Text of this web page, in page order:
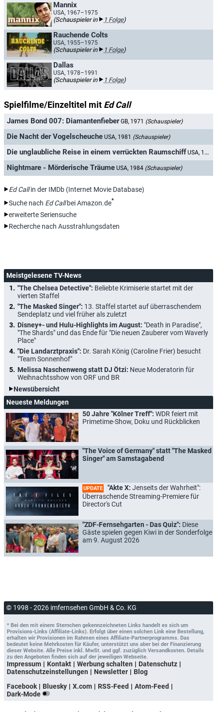
Mannix
USA, 1967–1975
(Schauspieler in 1 Folge)
Rauchende Colts
USA, 1955–1975
(Schauspieler in 1 Folge)
Dallas
USA, 1978–1991
(Schauspieler in 1 Folge)
Spielfilme/Einzeltitel mit Ed Call
James Bond 007: Diamantenfieber GB, 1971 (Schauspieler)
Die Nacht der Vogelscheuche USA, 1981 (Schauspieler)
Die unglaubliche Reise in einem verrückten Raumschiff USA, 1982
Nightmare - Mörderische Träume USA, 1984 (Schauspieler)
Ed Callin der IMDb (Internet Movie Database)
Suche nach Ed Callbei Amazon.de*
erweiterte Seriensuche
Recherche nach Ausstrahlungsdaten
Meistgelesene TV-News
"The Chelsea Detective": Beliebte Krimiserie startet mit der
vierten Staffel
"The Masked Singer": 13. Staffel startet auf überraschendem
Sendeplatz und viel früher als zuletzt
Disney+- und Hulu-Highlights im August: "Death in Paradise",
"The Shards" und das Ende für "Die neuen Zauberer vom Waverly
Place"
"Die Landarztpraxis": Dr. Sarah König (Caroline Frier) besucht
"Team Sonnenhof"
Melissa Naschenweng statt DJ Ötzi: Neue Moderatorin für
Weihnachtsshow von ORF und BR
Newsübersicht
Neueste Meldungen
50 Jahre "Kölner Treff": WDR feiert mit
Primetime-Show, Doku und Rückblicken
"The Voice of Germany" statt "The Masked
Singer" am Samstagabend
UPDATE "Akte X: Jenseits der Wahrheit":
Überraschende Streaming-Premiere für
Director's Cut
"ZDF-Fernsehgarten - Das Quiz": Diese
Gäste spielen gegen Kiwi in der Sonderfolge
am 9. August 2026
© 1998 - 2026 imfernsehen GmbH & Co. KG
* Bei den mit einem Sternchen gekennzeichneten Links handelt es sich um
Provisions-Links (Affiliate-Links). Erfolgt über einen solchen Link eine Bestellung,
erhalten wir Provisionen im Rahmen eines Affiliate-Partnerprogramms. Das
bedeutet keine Mehrkosten für Käufer, unterstützt uns aber bei der Finanzierung
dieser Website. Alle Preise inkl. MwSt. und ggf. zuzüglich Versandkosten. Details
zu den Angeboten finden sich auf der jeweiligen Webseite.
Impressum Kontakt Werbung schalten
Datenschutz
Datenschutzeinstellungen
Newsletter
Blog
Facebook
Bluesky X.com RSS-Feed
Atom-Feed
Dark-Mode